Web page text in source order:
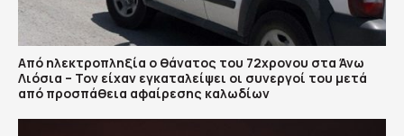
Από ηλεκτροπληξία ο θάνατος του 72χρονου στα Άνω
Λιόσια – Τον είχαν εγκαταλείψει οι συνεργοί του μετά
από προσπάθεια αφαίρεσης καλωδίων